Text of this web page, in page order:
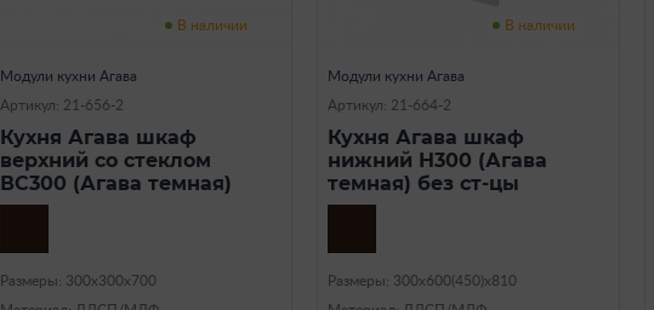
В наличии
Модули кухни Агава
Артикул: 21-656-2
Кухня Агава шкаф
верхний со стеклом
ВС300 (Агава темная)
Размеры: 300х300х700
В наличии
Модули кухни Агава
Артикул: 21-664-2
Кухня Агава шкаф
нижний Н300 (Агава
темная) без ст-цы
Размеры: 300х600(450)х810